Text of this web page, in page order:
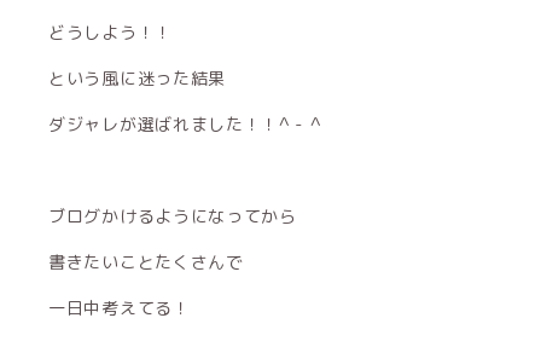
どうしよう！！
という風に迷った結果
ダジャレが選ばれました！！^ - ^
ブログかけるようになってから
書きたいことたくさんで
一日中考えてる！